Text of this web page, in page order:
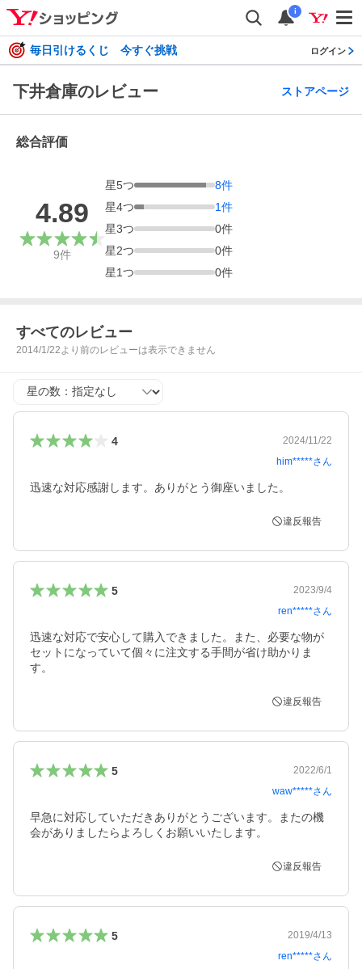
i
毎日引けるくじ 今すぐ挑戦 ログイン
下井倉庫のレビュー ストアページ
総合評価
4.89
9件
星5つ 8件
星4つ 1件
星3つ 0件
星2つ 0件
星1つ 0件
すべてのレビュー
2014/1/22より前のレビューは表示できません
星の数
4
2024/11/22
him*****さん
迅速な対応感謝します。ありがとう御座いました。
違反報告
5
2023/9/4
ren*****さん
迅速な対応で安心して購入できました。また、必要な物が
セットになっていて個々に注文する手間が省け助かりま
す。
違反報告
5
2022/6/1
waw*****さん
早急に対応していただきありがとうございます。またの機
会がありましたらよろしくお願いいたします。
違反報告
5
2019/4/13
ren*****さん